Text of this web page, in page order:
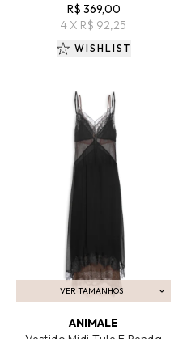
R$ 369,00
4 X R$ 92,25
WISHLIST
VER TAMANHOS
ADICIONAR AO CARRINHO
ANIMALE